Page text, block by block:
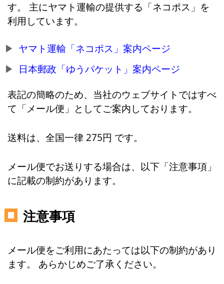
す。 主にヤマト運輸の提供する「ネコポス」を
利用しています。
ヤマト運輸「ネコポス」案内ページ
日本郵政「ゆうパケット」案内ページ
表記の簡略のため、当社のウェブサイトではすべ
て「メール便」としてご案内しております。
送料は、全国一律 275円 です。
メール便でお送りする場合は、以下「注意事項」
に記載の制約があります。
注意事項
メール便をご利用にあたっては以下の制約があり
ます。 あらかじめご了承ください。